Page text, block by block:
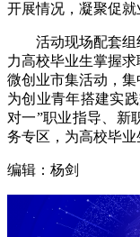
开展情况，凝聚促就
活动现场配套组
力高校毕业生掌握
微创业市集活动，集
为创业青年搭建实
对一”职业指导、新
务专区，为高校毕业
编辑：杨剑